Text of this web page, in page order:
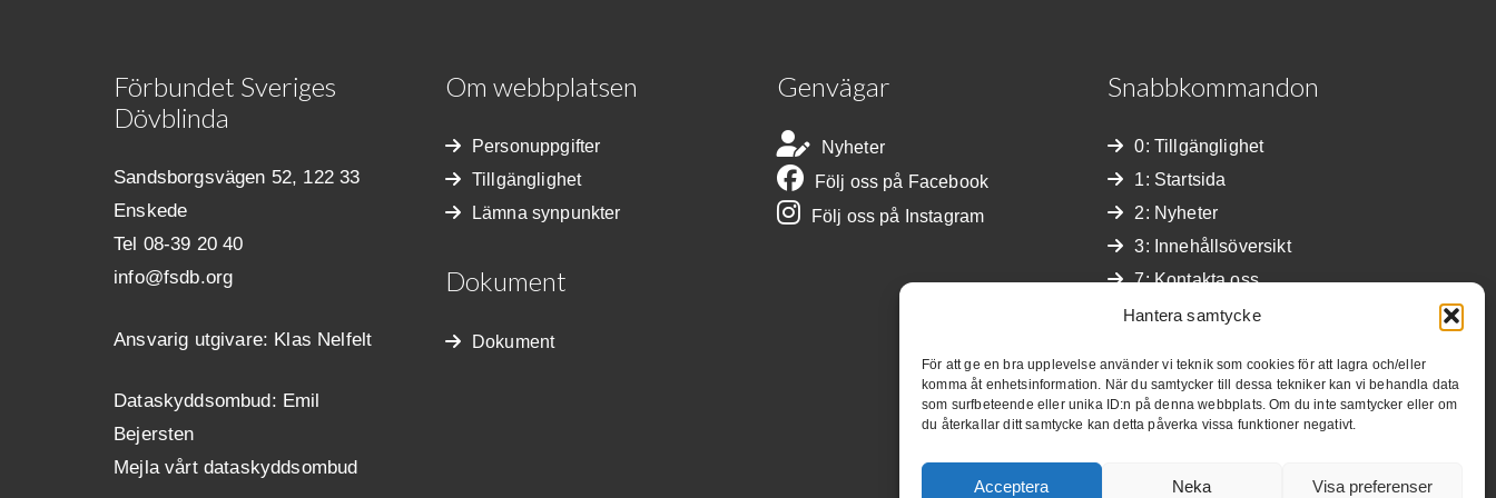
Hantera samtycke
För att ge en bra upplevelse använder vi teknik som cookies för att lagra och/eller
komma åt enhetsinformation. När du samtycker till dessa tekniker kan vi behandla data
som surfbeteende eller unika ID:n på denna webbplats. Om du inte samtycker eller om
du återkallar ditt samtycke kan detta påverka vissa funktioner negativt.
Acceptera Neka Visa preferenser
Förbundet Sveriges
Dövblinda
Sandsborgsvägen 52, 122 33
Enskede
Tel 08-39 20 40
info@fsdb.org
Ansvarig utgivare: Klas Nelfelt
Dataskyddsombud: Emil
Bejersten
Mejla vårt dataskyddsombud
Om webbplatsen
Personuppgifter
Tillgänglighet
Lämna synpunkter
Dokument
Dokument
Genvägar
Nyheter
Följ oss på Facebook
Följ oss på Instagram
Snabbkommandon
0: Tillgänglighet
1: Startsida
2: Nyheter
3: Innehållsöversikt
7: Kontakta oss
4: Sök